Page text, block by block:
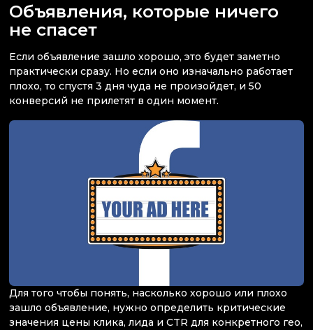
Объявления, которые ничего
не спасет
Если объявление зашло хорошо, это будет заметно
практически сразу. Но если оно изначально работает
плохо, то спустя 3 дня чуда не произойдет, и 50
конверсий не прилетят в один момент.
Для того чтобы понять, насколько хорошо или плохо
зашло объявление, нужно определить критические
значения цены клика, лида и CTR для конкретного гео,